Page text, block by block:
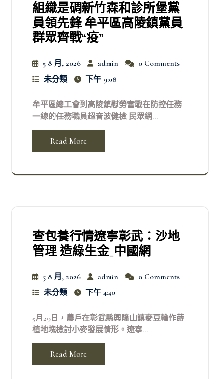
組織是碉新竹森和診所堡黨
員領先鋒 牟平區高陵鎮黨員
群眾齊戰“疫”
5 8 月, 2026 admin
0 Comments
未分類
下午 9:08
牟平區總工會到高陵鎮慰勞奮戰在防控任務
一線的任務職員超音波健檢 民眾網...
Read More
查包養行情遼寧彰武：沙地
管理 造綠生金_中國網
5 8 月, 2026 admin
0 Comments
未分類
下午 4:40
5月29日，農戶在彰武縣興隆山鎮麥豆輪作蒔
植地塊檢討小麥發展情形。遼寧...
Read More